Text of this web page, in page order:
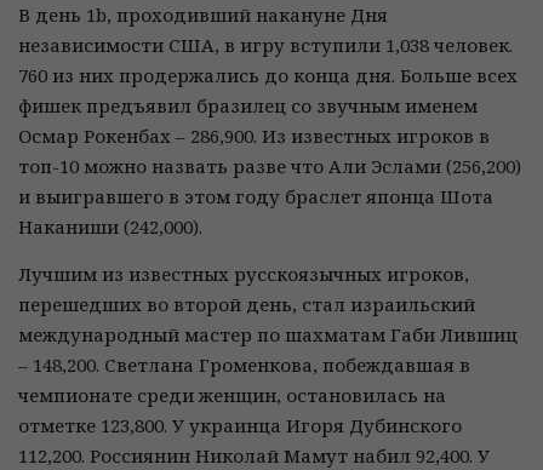
В день 1b, проходивший накануне Дня
независимости США, в игру вступили 1,038 человек.
760 из них продержались до конца дня. Больше всех
фишек предъявил бразилец со звучным именем
Осмар Рокенбах – 286,900. Из известных игроков в
топ-10 можно назвать разве что Али Эслами (256,200)
и выигравшего в этом году браслет японца Шота
Наканиши (242,000).
Лучшим из известных русскоязычных игроков,
перешедших во второй день, стал израильский
международный мастер по шахматам Габи Лившиц
– 148,200. Светлана Громенкова, побеждавшая в
чемпионате среди женщин, остановилась на
отметке 123,800. У украинца Игоря Дубинского
112,200. Россиянин Николай Мамут набил 92,400. У